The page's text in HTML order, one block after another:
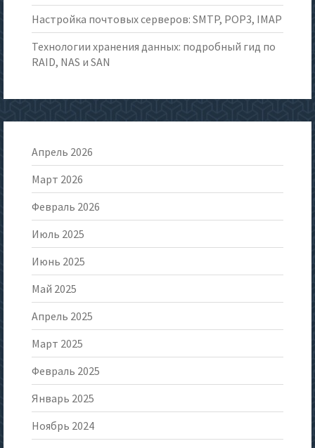
Настройка почтовых серверов: SMTP, POP3, IMAP
Технологии хранения данных: подробный гид по
RAID, NAS и SAN
Апрель 2026
Март 2026
Февраль 2026
Июль 2025
Июнь 2025
Май 2025
Апрель 2025
Март 2025
Февраль 2025
Январь 2025
Ноябрь 2024